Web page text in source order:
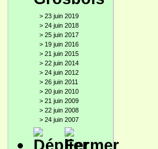
> 23 juin 2019
> 24 juin 2018
> 25 juin 2017
> 19 juin 2016
> 21 juin 2015
> 22 juin 2014
> 24 juin 2012
> 26 juin 2011
> 20 juin 2010
> 21 juin 2009
> 22 juin 2008
> 24 juin 2007